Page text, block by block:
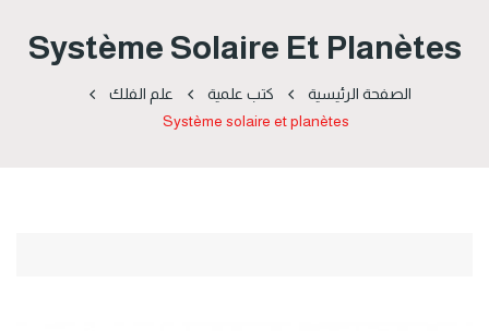
Système Solaire Et Planètes
الصفحة الرئيسية كتب علمية
علم الفلك
Système solaire et planètes